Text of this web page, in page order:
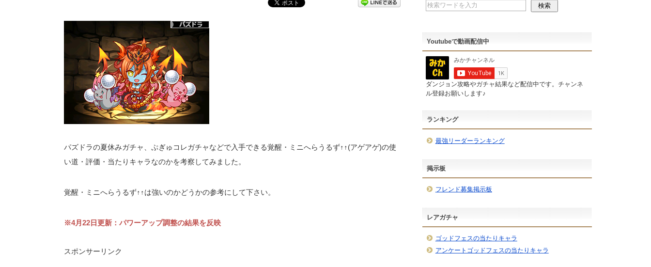
パズドラの夏休みガチャ、ぷぎゅコレガチャなどで入手できる覚醒・ミニへらうるず↑↑(アゲアゲ)の使
い道・評価・当たりキャラなのかを考察してみました。
覚醒・ミニへらうるず↑↑は強いのかどうかの参考にして下さい。
※4月22日更新：パワーアップ調整の結果を反映
スポンサーリンク
Youtubeで動画配信中
ダンジョン攻略やガチャ結果など配信中です。チャンネ
ル登録お願いします♪
ランキング
最強リーダーランキング
掲示板
フレンド募集掲示板
レアガチャ
ゴッドフェスの当たりキャラ
アンケートゴッドフェスの当たりキャラ